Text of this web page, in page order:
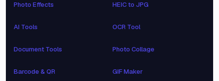
Photo Effects
AI Tools
Document Tools
Barcode & QR
HEIC to JPG
OCR Tool
Photo Collage
GIF Maker